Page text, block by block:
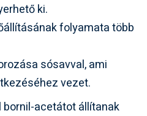
ki.
folyamata több
sósavval, ami
vezet.
bornil-acetátot állítanak